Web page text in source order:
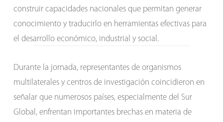
construir capacidades nacionales que permitan generar
conocimiento y traducirlo en herramientas efectivas para
el desarrollo económico, industrial y social.
Durante la jornada, representantes de organismos
multilaterales y centros de investigación coincidieron en
señalar que numerosos países, especialmente del Sur
Global, enfrentan importantes brechas en materia de